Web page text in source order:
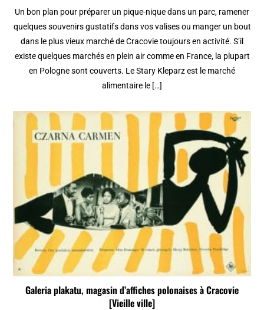
Un bon plan pour préparer un pique-nique dans un parc, ramener
quelques souvenirs gustatifs dans vos valises ou manger un bout
dans le plus vieux marché de Cracovie toujours en activité. S’il
existe quelques marchés en plein air comme en France, la plupart
en Pologne sont couverts. Le Stary Kleparz est le marché
alimentaire le […]
Galeria plakatu, magasin d’affiches polonaises à Cracovie
[Vieille ville]